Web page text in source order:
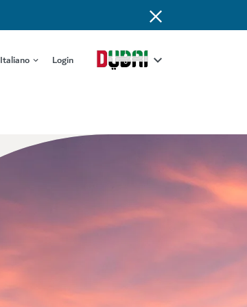
Italiano Login